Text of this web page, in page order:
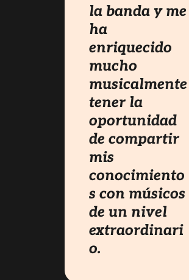
la banda y me
ha
enriquecido
mucho
musicalmente
tener la
oportunidad
de compartir
mis
conocimiento
s con músicos
de un nivel
extraordinari
o.